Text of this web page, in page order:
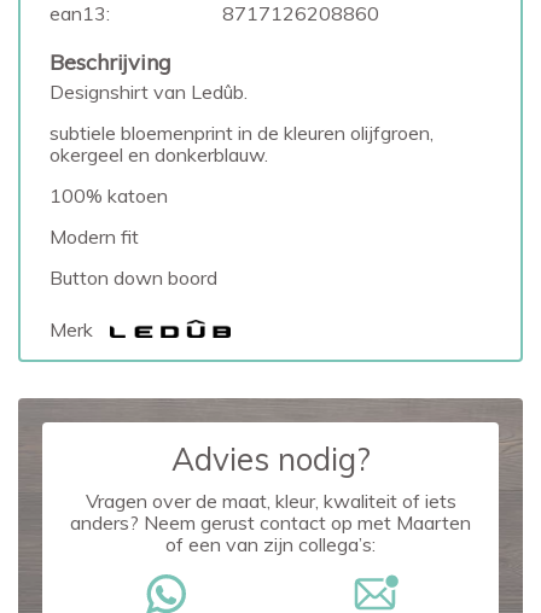
ean13:
8717126208860
Beschrijving
Designshirt van Ledûb.
subtiele bloemenprint in de kleuren olijfgroen,
okergeel en donkerblauw.
100% katoen
Modern fit
Button down boord
Merk
Advies nodig?
Vragen over de maat, kleur, kwaliteit of iets
anders? Neem gerust contact op met Maarten
of een van zijn collega’s: